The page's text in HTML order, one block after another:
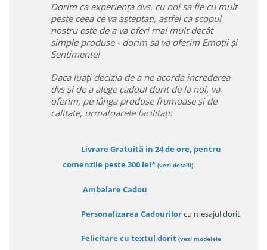
Dorim ca experiența dvs. cu noi sa fie cu mult
peste ceea ce va așteptați, astfel ca scopul
nostru este de a va oferi mai mult decât
simple produse - dorim sa va oferim Emoții și
Sentimente!
Daca luați decizia de a ne acorda încrederea
dvs și de a alege cadoul dorit de la noi, va
oferim, pe lânga produse frumoase și de
calitate, urmatoarele facilitați:
Livrare Gratuită in 24 de ore, pentru
comenzile peste 300 lei* (vezi detalii)
Ambalare Cadou
Personalizarea Cadourilorcu mesajul dorit
Felicitare cu textul dorit (vezi modelele